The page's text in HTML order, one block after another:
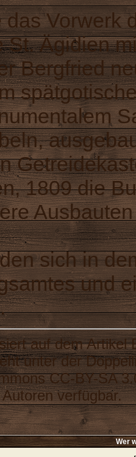
das Vorwerk
St. Ägidien
Bergfried
1809 die
sich in
und
auf dem Artikel
unter der
CC-BY-SA
verfügbar.
Wer